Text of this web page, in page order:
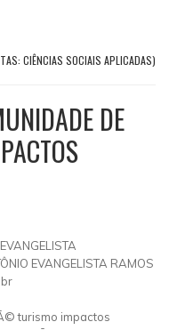
CIÊNCIAS SOCIAIS APLICADAS)
DE
EVANGELISTA RAMOS
turismo impactos